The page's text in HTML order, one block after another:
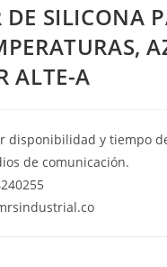
DE SILICONA
ALTE-A
disponibilidad y tiempo
de comunicación.